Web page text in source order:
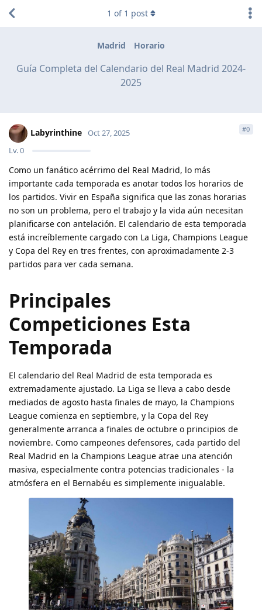
Madrid Horario
Guía Completa del Calendario del Real Madrid 2024-
2025
1 of 1 post
Labyrinthine
Lv.0
Oct 27, 2025 #0
Como un fanático acérrimo del Real Madrid, lo más
importante cada temporada es anotar todos los horarios de
los partidos. Vivir en España significa que las zonas horarias
no son un problema, pero el trabajo y la vida aún necesitan
planificarse con antelación. El calendario de esta temporada
está increíblemente cargado con La Liga, Champions League
y Copa del Rey en tres frentes, con aproximadamente 2-3
partidos para ver cada semana.
Principales
Competiciones Esta
Temporada
El calendario del Real Madrid de esta temporada es
extremadamente ajustado. La Liga se lleva a cabo desde
mediados de agosto hasta finales de mayo, la Champions
League comienza en septiembre, y la Copa del Rey
generalmente arranca a finales de octubre o principios de
noviembre. Como campeones defensores, cada partido del
Real Madrid en la Champions League atrae una atención
masiva, especialmente contra potencias tradicionales - la
atmósfera en el Bernabéu es simplemente inigualable.